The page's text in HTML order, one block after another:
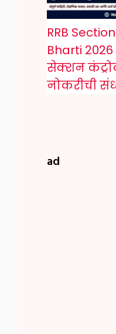
RRB
Bharti
सेक्शन
नोकरीची
ad